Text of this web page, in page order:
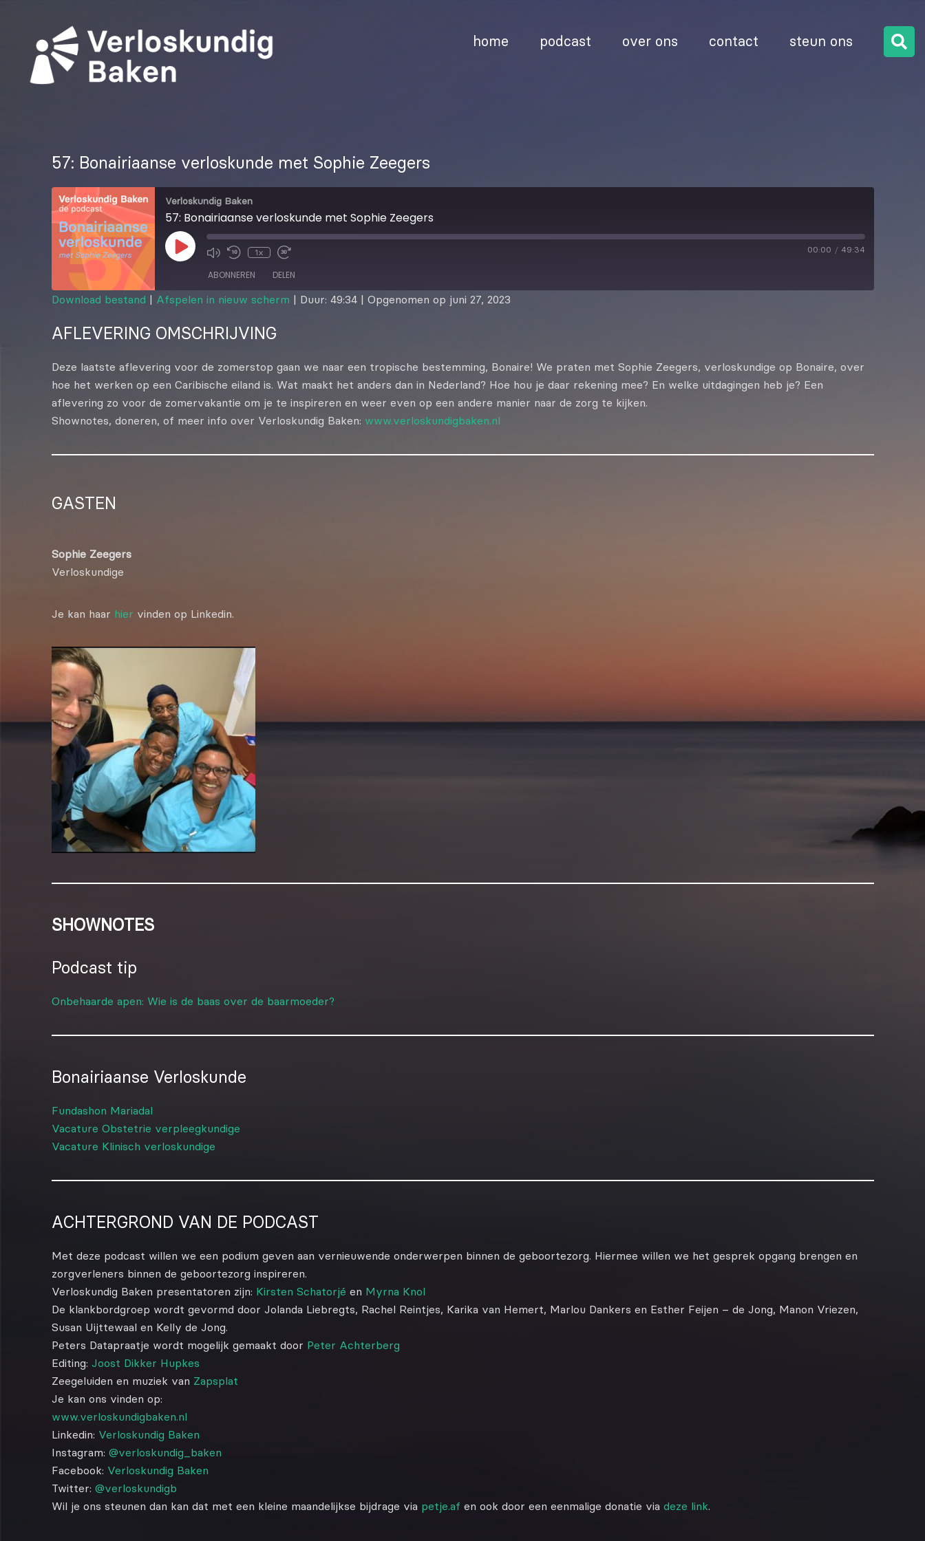
home podcast over ons contact steun ons
57: Bonairiaanse verloskunde met Sophie Zeegers
Verloskundig Baken
57: Bonairiaanse verloskunde met Sophie Zeegers
1x 00:00 / 49:34
ABONNEREN DELEN
RSS FEED
EMBED
Download bestand | Afspelen in nieuw scherm | Duur: 49:34| Opgenomen op juni 27, 2023
AFLEVERING OMSCHRIJVING
Deze laatste aflevering voor de zomerstop gaan we naar een tropische bestemming, Bonaire! We praten met Sophie Zeegers, verloskundige op Bonaire, over
hoe het werken op een Caribische eiland is. Wat maakt het anders dan in Nederland? Hoe hou je daar rekening mee? En welke uitdagingen heb je? Een
aflevering zo voor de zomervakantie om je te inspireren en weer even op een andere manier naar de zorg te kijken.
Shownotes, doneren, of meer info over Verloskundig Baken: www.verloskundigbaken.nl
GASTEN
Sophie Zeegers
Verloskundige
Je kan haar hier vinden op Linkedin.
SHOWNOTES
Podcast tip
Onbehaarde apen: Wie is de baas over de baarmoeder?
Bonairiaanse Verloskunde
Fundashon Mariadal
Vacature Obstetrie verpleegkundige
Vacature Klinisch verloskundige
ACHTERGROND VAN DE PODCAST
Met deze podcast willen we een podium geven aan vernieuwende onderwerpen binnen de geboortezorg. Hiermee willen we het gesprek opgang brengen en
zorgverleners binnen de geboortezorg inspireren.
Verloskundig Baken presentatoren zijn: Kirsten Schatorjé en Myrna Knol
De klankbordgroep wordt gevormd door Jolanda Liebregts, Rachel Reintjes, Karika van Hemert, Marlou Dankers en Esther Feijen – de Jong, Manon Vriezen,
Susan Uijttewaal en Kelly de Jong.
Peters Datapraatje wordt mogelijk gemaakt door Peter Achterberg
Editing: Joost Dikker Hupkes
Zeegeluiden en muziek van Zapsplat
Je kan ons vinden op:
www.verloskundigbaken.nl
Linkedin: Verloskundig Baken
Instagram: @verloskundig_baken
Facebook: Verloskundig Baken
Twitter: @verloskundigb
Wil je ons steunen dan kan dat met een kleine maandelijkse bijdrage via petje.af en ook door een eenmalige donatie via deze link.